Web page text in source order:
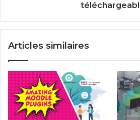
Articles similaires